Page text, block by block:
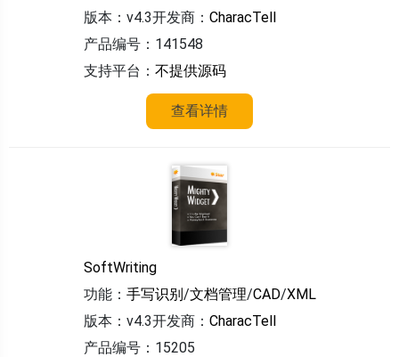
版本：v4.3开发商： CharacTell
产品编号：141548
支持平台： 不提供源码
查看详情
SoftWriting
功能： 手写识别/文档管理/CAD/XML
版本：v4.3开发商： CharacTell
产品编号：15205